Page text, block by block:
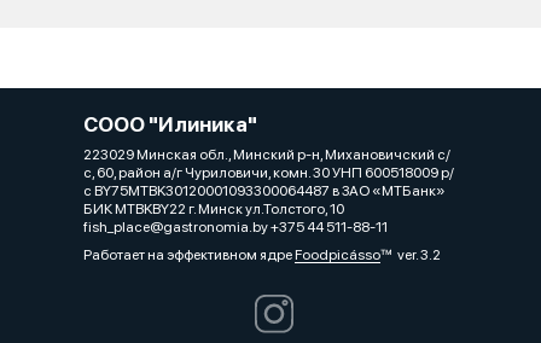
СООО "Илиника"
223029 Минская обл., Минский р-н, Михановичский с/
с, 60, район а/г Чуриловичи, комн. 30 УНП 600518009 р/
с BY75MTBK30120001093300064487 в ЗАО «МТБанк»
БИК MTBKBY22 г. Минск ул.Толстого, 10
fish_place@gastronomia.by +375 44 511-88-11
Работает на эффективном ядреFoodpicássover. 3.2